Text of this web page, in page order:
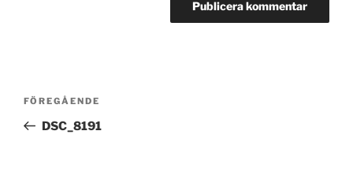
Inläggsnavigering
Föregående
inlägg
FÖREGÅENDE
DSC_8191